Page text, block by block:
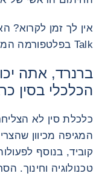
Talk בפלטפורמה המועדפת עליך, או באתר שלנו.
ברנרד, אתה
הכלכלי בסין
כלכלת סין לא
המגיפה מכיוון
קוביד, בנוסף